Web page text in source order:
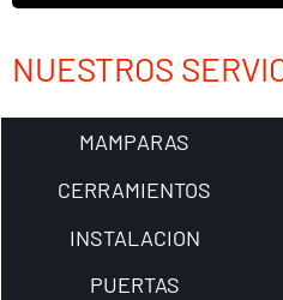
NUESTROS
MAMPARAS
CERRAMIENTOS
INSTALACION
PUERTAS